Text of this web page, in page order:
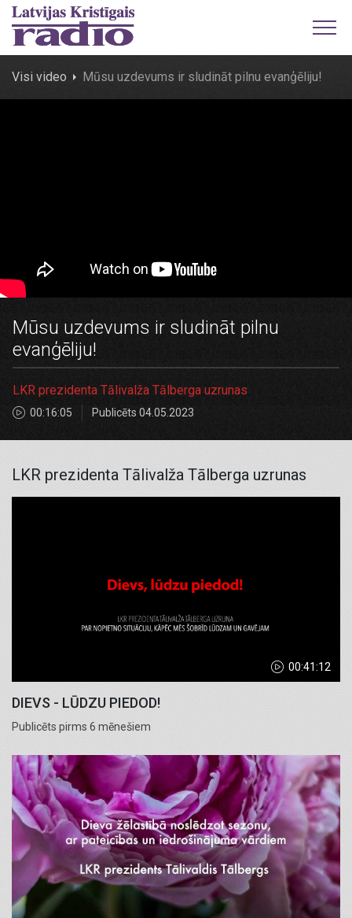
Visi video Mūsu uzdevums ir sludināt pilnu evanģēliju!
Mūsu uzdevums ir sludināt pilnu
evanģēliju!
LKR prezidenta Tālivalža Tālberga uzrunas
00:16:05 Publicēts 04.05.2023
LKR prezidenta Tālivalža Tālberga uzrunas
00:41:12
DIEVS - LŪDZU PIEDOD!
Publicēts pirms 6 mēnešiem